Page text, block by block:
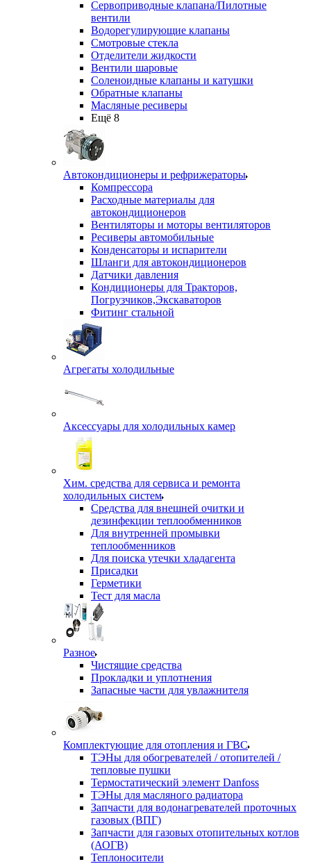
Сервоприводные клапана/Пилотные
вентили
Водорегулирующие клапаны
Смотровые стекла
Отделители жидкости
Вентили шаровые
Соленоидные клапаны и катушки
Обратные клапаны
Масляные ресиверы
Ещё 8
Автокондиционеры и рефрижераторы
Компрессора
Расходные материалы для
автокондиционеров
Вентиляторы и моторы вентиляторов
Ресиверы автомобильные
Конденсаторы и испарители
Шланги для автокондиционеров
Датчики давления
Кондиционеры для Тракторов,
Погрузчиков,Экскаваторов
Фитинг стальной
Агрегаты холодильные
Аксессуары для холодильных камер
Хим. средства для сервиса и ремонта
холодильных систем
Средства для внешней очитки и
дезинфекции теплообменников
Для внутренней промывки
теплообменников
Для поиска утечки хладагента
Присадки
Герметики
Тест для масла
Разное
Чистящие средства
Прокладки и уплотнения
Запасные части для увлажнителя
Комплектующие для отопления и ГВС
ТЭНы для обогревателей / отопителей /
тепловые пушки
Термостатический элемент Danfoss
ТЭНы для масляного радиатора
Запчасти для водонагревателей проточных
газовых (ВПГ)
Запчасти для газовых отопительных котлов
(АОГВ)
Теплоносители